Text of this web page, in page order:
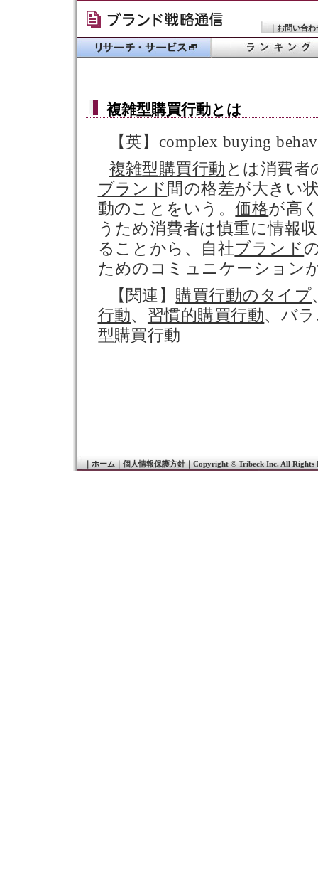
｜ お問い合わ
複雑型購買行動とは
【英】complex buying
複雑型購買行動 とは消費者
ブランド 間の格差が大きい
動のことをいう。価格が高
うため消費者は慎重に情報
ることから、自社ブランド
ためのコミュニケーション
【関連】 購買行動のタイプ
行動、 習慣的購買行動、バ
型購買行動
ホーム｜ 個人情報保護方針｜ Copyright © Tribeck Inc. All Rights